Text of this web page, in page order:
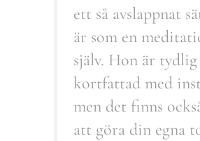
ett så avslappnat
är som en
själv. Hon är
kortfattad med
men det finns
att göra din egna